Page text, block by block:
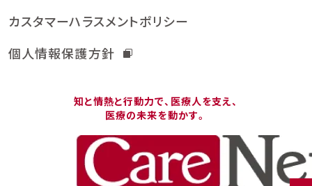
知と情熱と行動力で、医療人を支え、
医療の未来を動かす。
カスタマーハラスメントポリシー
個人情報保護方針